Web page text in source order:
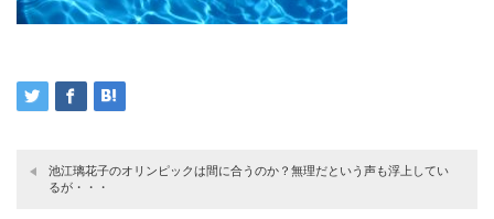
池江璃花子のオリンピックは間に合うのか？無理だという声も浮上してい
るが・・・